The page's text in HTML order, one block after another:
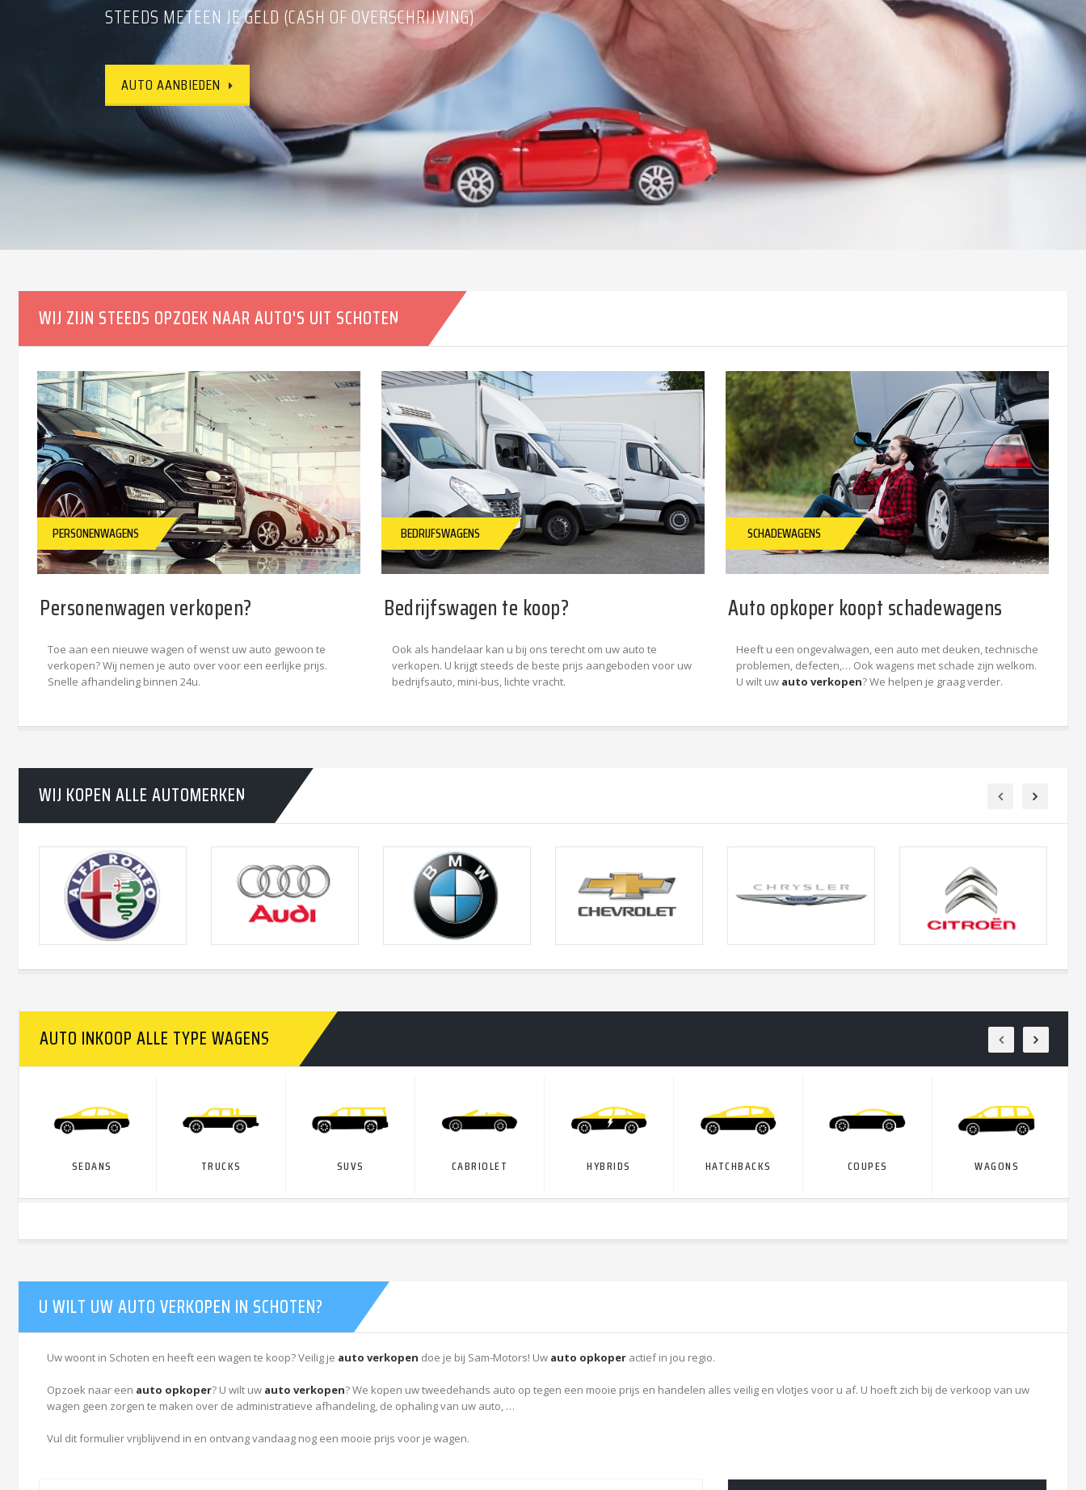
STEEDS METEEN JE GELD (CASH OF OVERSCHRIJVING)
AUTO AANBIEDEN
CONTACTEER ONS VRIJBLIJVEND
AUTO AANBIEDEN
WIJ ZIJN STEEDS OPZOEK NAAR AUTO'S UIT SCHOTEN
PERSONENWAGENS
Personenwagen verkopen?
Toe aan een nieuwe wagen of wenst uw auto gewoon te
verkopen? Wij nemen je auto over voor een eerlijke prijs.
Snelle afhandeling binnen 24u.
BEDRIJFSWAGENS
Bedrijfswagen te koop?
Ook als handelaar kan u bij ons terecht om uw auto te
verkopen. U krijgt steeds de beste prijs aangeboden voor uw
bedrijfsauto, mini-bus, lichte vracht.
SCHADEWAGENS
Auto opkoper koopt schadewagens
Heeft u een ongevalwagen, een auto met deuken, technische
problemen, defecten,… Ook wagens met schade zijn welkom.
U wilt uw auto verkopen? We helpen je graag verder.
WIJ KOPEN ALLE AUTOMERKEN
AUTO INKOOP ALLE TYPE WAGENS
SEDANS TRUCKS SUVS‎ CABRIOLET HYBRIDS HATCHBACKS COUPES WAGONS
U WILT UW AUTO VERKOPEN IN SCHOTEN?
Uw woont in Schoten en heeft een wagen te koop? Veilig je auto verkopen doe je bij Sam-Motors! Uw auto opkoper actief in jou regio.
Opzoek naar een auto opkoper? U wilt uw auto verkopen? We kopen uw tweedehands auto op tegen een mooie prijs en handelen alles veilig en vlotjes voor u af. U hoeft zich bij de verkoop van uw
wagen geen zorgen te maken over de administratieve afhandeling, de ophaling van uw auto, …
Vul dit formulier vrijblijvend in en ontvang vandaag nog een mooie prijs voor je wagen.